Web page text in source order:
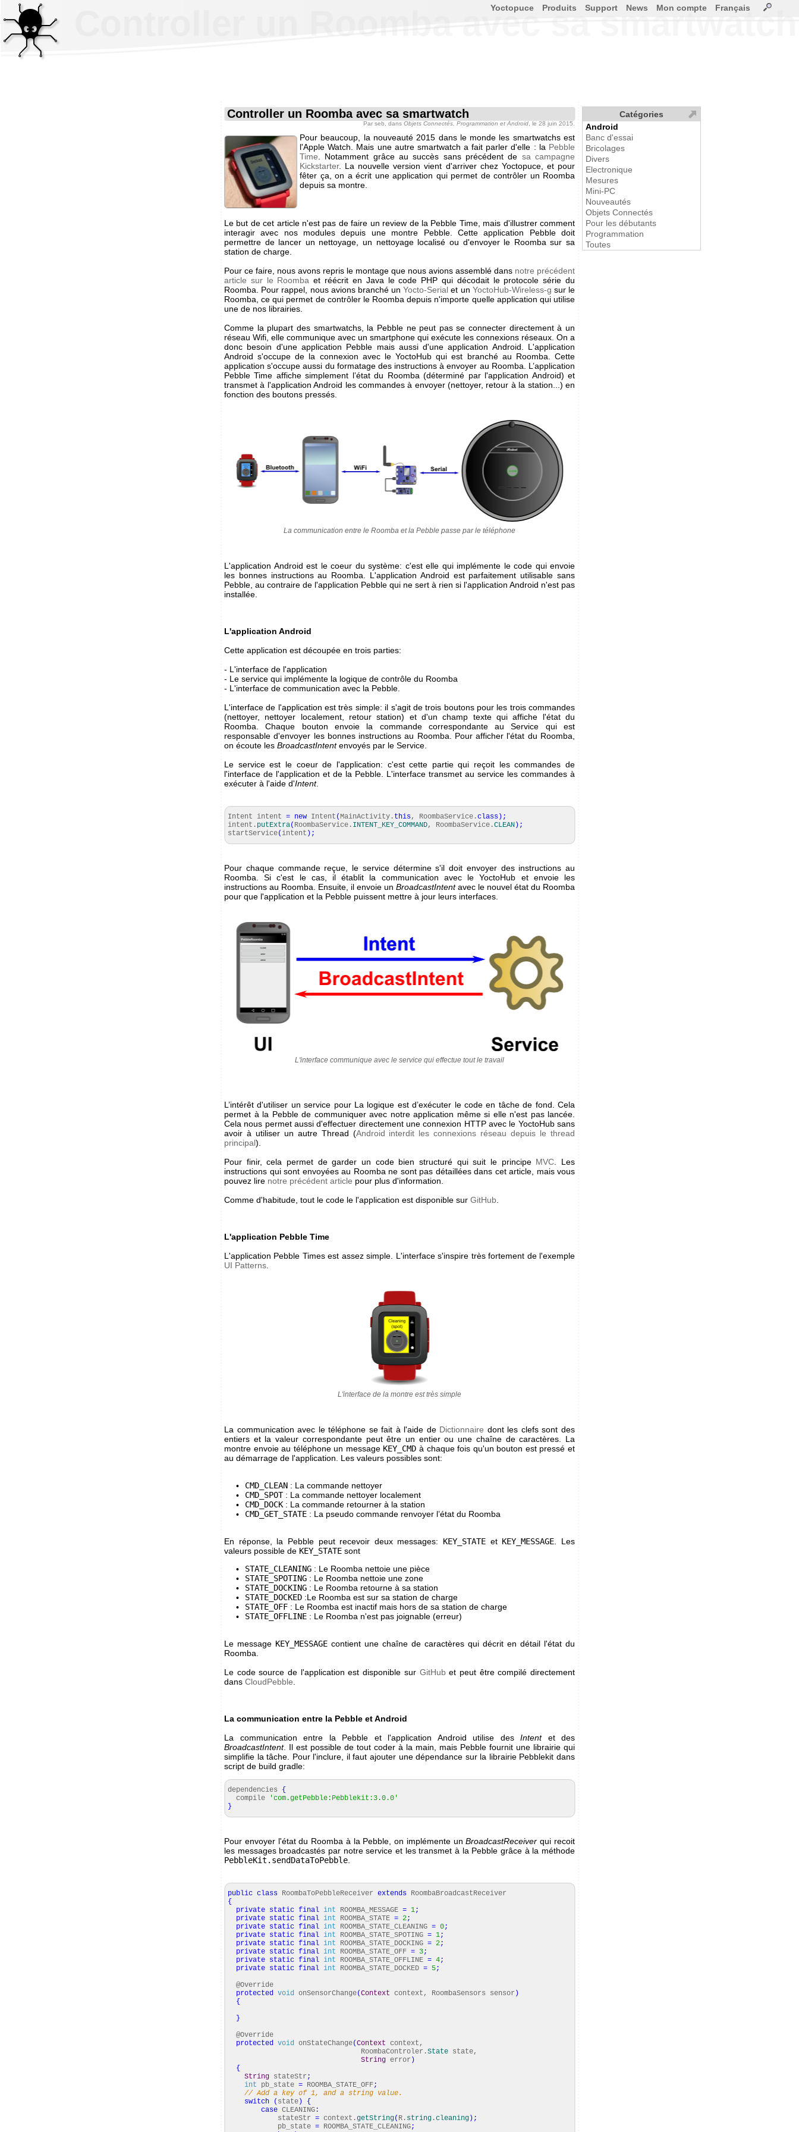
Controller un Roomba avec sa smartwatch
Controller un Roomba avec sa smartwatch
Par seb , dans Objets Connectés, Programmation et Android , le 28 juin 2015.
Pour beaucoup, la nouveauté 2015 dans le monde les smartwatchs est
l'Apple Watch. Mais une autre smartwatch a fait parler d'elle : la Pebble
Time . Notamment grâce au succès sans précédent de sa campagne
Kickstarter. La nouvelle version vient d'arriver chez Yoctopuce, et pour
fêter ça, on a écrit une application qui permet de contrôler un Roomba
depuis sa montre.
Le but de cet article n'est pas de faire un review de la Pebble Time, mais d'illustrer comment
interagir avec nos modules depuis une montre Pebble. Cette application Pebble doit
permettre de lancer un nettoyage, un nettoyage localisé ou d'envoyer le Roomba sur sa
station de charge.
Pour ce faire, nous avons repris le montage que nous avions assemblé dans notre précédent
article sur le Roomba et réécrit en Java le code PHP qui décodait le protocole série du
Roomba. Pour rappel, nous avions branché unYocto-Serial et un YoctoHub-Wireless-g sur le
Roomba, ce qui permet de contrôler le Roomba depuis n'importe quelle application qui utilise
une de nos librairies.
Comme la plupart des smartwatchs, la Pebble ne peut pas se connecter directement à un
réseau Wifi, elle communique avec un smartphone qui exécute les connexions réseaux. On a
donc besoin d'une application Pebble mais aussi d'une application Android. L'application
Android s'occupe de la connexion avec le YoctoHub qui est branché au Roomba. Cette
application s'occupe aussi du formatage des instructions à envoyer au Roomba. L’application
Pebble Time affiche simplement l’état du Roomba (déterminé par l'application Android) et
transmet à l'application Android les commandes à envoyer (nettoyer, retour à la station...) en
fonction des boutons pressés.
La communication entre le Roomba et la Pebble passe par le téléphone
L'application Android est le coeur du système: c'est elle qui implémente le code qui envoie
les bonnes instructions au Roomba. L'application Android est parfaitement utilisable sans
Pebble, au contraire de l'application Pebble qui ne sert à rien si l'application Android n'est pas
installée.
L'application Android
Cette application est découpée en trois parties:
- L'interface de l'application
- Le service qui implémente la logique de contrôle du Roomba
- L'interface de communication avec la Pebble.
L'interface de l'application est très simple: il s'agit de trois boutons pour les trois commandes
(nettoyer, nettoyer localement, retour station) et d'un champ texte qui affiche l'état du
Roomba. Chaque bouton envoie la commande correspondante au Service qui est
responsable d'envoyer les bonnes instructions au Roomba. Pour afficher l'état du Roomba,
on écoute les BroadcastIntentenvoyés par le Service.
Le service est le coeur de l'application: c'est cette partie qui reçoit les commandes de
l'interface de l'application et de la Pebble. L'interface transmet au service les commandes à
exécuter à l'aide d'Intent.
Intent intent = new Intent (MainActivity. this, RoombaService.class ) ;
intent. putExtra( RoombaService. INTENT_KEY_COMMAND, RoombaService.CLEAN ) ;
startService( intent ) ;
Pour chaque commande reçue, le service détermine s'il doit envoyer des instructions au
Roomba. Si c'est le cas, il établit la communication avec le YoctoHub et envoie les
instructions au Roomba. Ensuite, il envoie un BroadcastIntentavec le nouvel état du Roomba
pour que l'application et la Pebble puissent mettre à jour leurs interfaces.
L'interface communique avec le service qui effectue tout le travail
L’intérêt d'utiliser un service pour La logique est d’exécuter le code en tâche de fond. Cela
permet à la Pebble de communiquer avec notre application même si elle n'est pas lancée.
Cela nous permet aussi d'effectuer directement une connexion HTTP avec le YoctoHub sans
avoir à utiliser un autre Thread (Android interdit les connexions réseau depuis le thread
principal).
Pour finir, cela permet de garder un code bien structuré qui suit le principe MVC . Les
instructions qui sont envoyées au Roomba ne sont pas détaillées dans cet article, mais vous
pouvez lire notre précédent article pour plus d'information.
Comme d'habitude, tout le code le l'application est disponible sur GitHub
L'application Pebble Time
L'application Pebble Times est assez simple. L'interface s'inspire très fortement de l'exemple
UI Patterns
L'interface de la montre est très simple
La communication avec le téléphone se fait à l'aide de Dictionnaire dont les clefs sont des
entiers et la valeur correspondante peut être un entier ou une chaîne de caractères. La
montre envoie au téléphone un message KEY_CMD à chaque fois qu'un bouton est pressé et
au démarrage de l'application. Les valeurs possibles sont:
CMD_CLEAN : La commande nettoyer
CMD_SPOT: La commande nettoyer localement
CMD_DOCK : La commande retourner à la station
CMD_GET_STATE : La pseudo commande renvoyer l’état du Roomba
En réponse, la Pebble peut recevoir deux messages: KEY_STATE et KEY_MESSAGE . Les
valeurs possible de KEY_STATE sont
STATE_CLEANING : Le Roomba nettoie une pièce
STATE_SPOTING : Le Roomba nettoie une zone
STATE_DOCKING : Le Roomba retourne à sa station
STATE_DOCKED :Le Roomba est sur sa station de charge
STATE_OFF : Le Roomba est inactif mais hors de sa station de charge
STATE_OFFLINE : Le Roomba n'est pas joignable (erreur)
Le message KEY_MESSAGE contient une chaîne de caractères qui décrit en détail l'état du
Roomba.
Le code source de l'application est disponible sur GitHubet peut être compilé directement
dans CloudPebble
La communication entre la Pebble et Android
La communication entre la Pebble et l'application Android utilise des Intentet des
BroadcastIntent. Il est possible de tout coder à la main, mais Pebble fournit une librairie qui
simplifie la tâche. Pour l'inclure, il faut ajouter une dépendance sur la librairie Pebblekit dans
script de build gradle:
dependencies {
compile
'com.getPebble:Pebblekit:3.0.0'
}
Pour envoyer l'état du Roomba à la Pebble, on implémente unBroadcastReceiver qui recoit
les messages broadcastés par notre service et les transmet à la Pebble grâce à la méthode
PebbleKit.sendDataToPebble
public class RoombaToPebbleReceiver extends RoombaBroadcastReceiver
{
private static final int ROOMBA_MESSAGE = 1;
private static final int ROOMBA_STATE = 2;
private static final int ROOMBA_STATE_CLEANING = 0;
private static final int ROOMBA_STATE_SPOTING = 1;
private static final int ROOMBA_STATE_DOCKING = 2;
private static final int ROOMBA_STATE_OFF = 3;
private static final int ROOMBA_STATE_OFFLINE = 4;
private static final int ROOMBA_STATE_DOCKED = 5;
@Override
protected void onSensorChange(Context context, RoombaSensors sensor )
{
}
@Override
protected void onStateChange(Context context,
RoombaControler.State state,
String error )
{
String stateStr ;
int pb_state = ROOMBA_STATE_OFF;
// Add a key of 1, and a string value.
switch
( state )
{
case CLEANING :
stateStr = context.getString( R. string .cleaning ) ;
pb_state = ROOMBA_STATE_CLEANING;
Yoctopuce Produits Support News Mon compte Français
Catégories
Android
Banc d'essai
Bricolages
Divers
Electronique
Mesures
Mini-PC
Nouveautés
Objets Connectés
Pour les débutants
Programmation
Toutes